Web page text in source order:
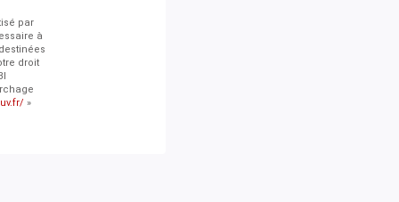
par
à
droit
»